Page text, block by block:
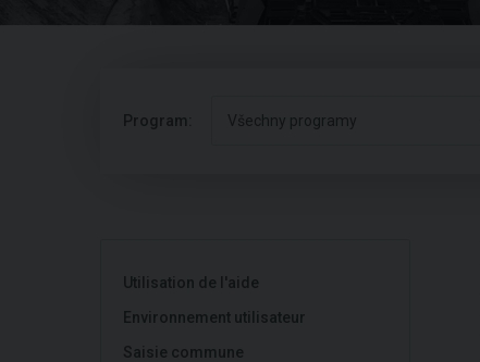
Program: Všechny programy
Utilisation de l'aide
Environnement utilisateur
Saisie commune